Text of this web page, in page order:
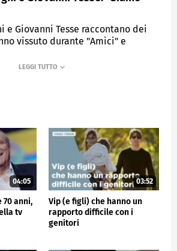
e Giovanni Tesse raccontano dei
vissuto durante "Amici" e
04:05
70 anni,
tv
03:52
Vip (e figli) che hanno un
rapporto difficile con i
genitori